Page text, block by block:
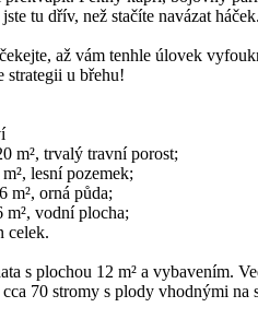
tu dřív, než stačíte navázat
až vám tenhle úlovek
strategii u břehu!
m², trvalý travní porost;
lesní pozemek;
m², orná půda;
m², vodní plocha;
celek.
s plochou 12 m² a vybavením.
70 stromy s plody vhodnými